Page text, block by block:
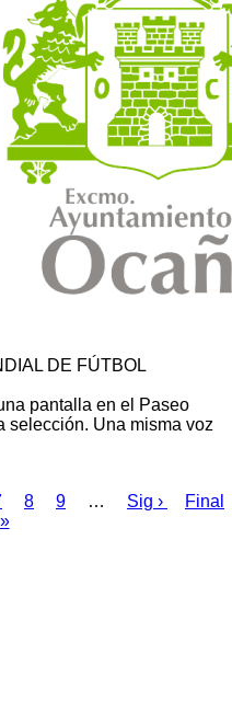
DE FÚTBOL
pantalla en el Paseo
selección. Una misma voz
Page
8 Page
9 …
Siguiente
Sig ›
Final
»